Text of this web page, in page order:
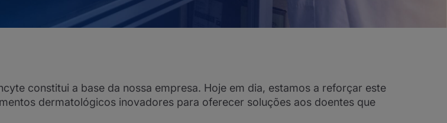
constitui a base da nossa empresa. Hoje em dia, estamos a reforçar este
dermatológicos inovadores para oferecer soluções aos doentes que